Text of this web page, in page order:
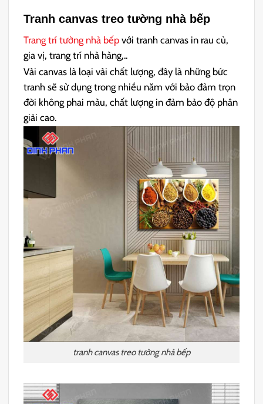
Tranh canvas treo tường nhà bếp
Trang trí tường nhà bếp với tranh canvas in rau củ,
gia vị, trang trí nhà hàng,..
Vải canvas là loại vải chất lượng, đây là những bức
tranh sẽ sử dụng trong nhiều năm với bảo đảm trọn
đời không phai màu, chất lượng in đảm bảo độ phân
giải cao.
tranh canvas treo tường nhà bếp